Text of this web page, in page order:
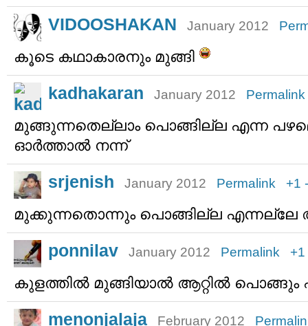
VIDOOSHAKAN January 2012
കൂടെ കഥാകാരനും മുങ്ങി
kadhakaran January 2012 Permalink
മുങ്ങുന്നതെല്ലാം പൊങ്ങില്ല എന്ന
ഓര്‍ത്താല്‍ നന്ന്
srjenish January 2012 Permalink +1
മുക്കുന്നതൊന്നും പൊങ്ങില്ല എന്നല്ലേ
ponnilav January 2012 Permalink +1
കുളത്തില്‍ മുങ്ങിയാല്‍ ആറ്റില്‍
menonjalaja February 2012